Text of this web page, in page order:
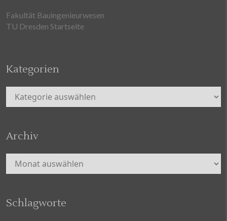
Fakultät Bauingenieurwesen
TU Dresden Startseite
Kategorien
Kategorien
Archiv
Archiv
Schlagworte